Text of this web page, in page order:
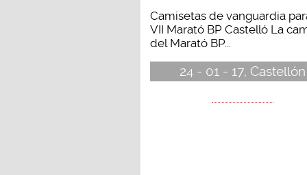
Camisetas de vanguardia
VII Marató BP Castelló La
del Marató BP...
24 - 01 - 17, Castellón